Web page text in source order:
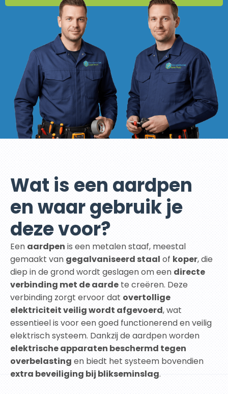
Wat is een aardpen
en waar gebruik je
deze voor?
Een aardpen is een metalen staaf, meestal
gemaakt van gegalvaniseerd staal of koper, die
diep in de grond wordt geslagen om een directe
verbinding met de aarde te creëren. Deze
verbinding zorgt ervoor dat overtollige
elektriciteit veilig wordt afgevoerd, wat
essentieel is voor een goed functionerend en veilig
elektrisch systeem. Dankzij de aardpen worden
elektrische apparaten beschermd tegen
overbelasting en biedt het systeem bovendien
extra beveiliging bij blikseminslag.